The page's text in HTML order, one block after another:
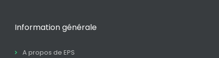
Information générale
A propos de EPS